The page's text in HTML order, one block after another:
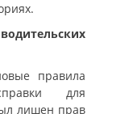
правила
для
лишен прав